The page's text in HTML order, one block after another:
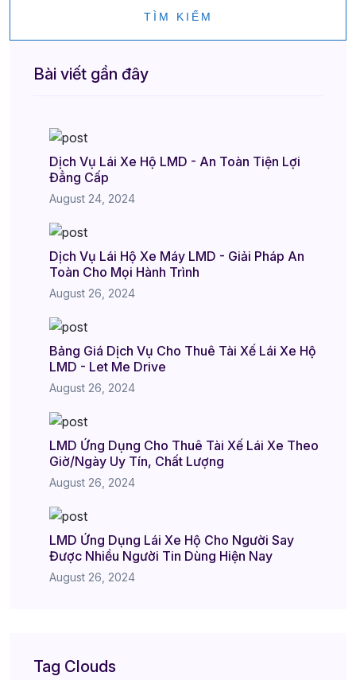
TÌM KIẾM
Bài viết gần đây
Dịch Vụ Lái Xe Hộ LMD - An Toàn Tiện Lợi
Đẳng Cấp
August 24, 2024
Dịch Vụ Lái Hộ Xe Máy LMD - Giải Pháp An
Toàn Cho Mọi Hành Trình
August 26, 2024
Bảng Giá Dịch Vụ Cho Thuê Tài Xế Lái Xe Hộ
LMD - Let Me Drive
August 26, 2024
LMD Ứng Dụng Cho Thuê Tài Xế Lái Xe Theo
Giờ/Ngày Uy Tín, Chất Lượng
August 26, 2024
LMD Ứng Dụng Lái Xe Hộ Cho Người Say
Được Nhiều Người Tin Dùng Hiện Nay
August 26, 2024
Tag Clouds